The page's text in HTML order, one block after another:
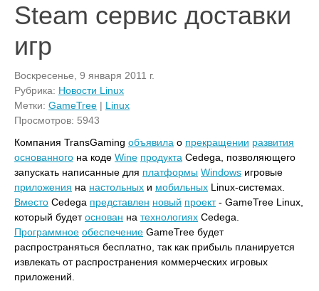
Steam сервис доставки
игр
Воскресенье, 9 января 2011 г.
Рубрика: Новости Linux
Метки: GameTree | Linux
Просмотров: 5943
Компания TransGaming объявила о прекращении развития
основанного на коде Wine продукта Cedega, позволяющего
запускать написанные для платформы Windows игровые
приложения на настольных и мобильных Linux-системах.
Вместо Cedega представлен новый проект- GameTree Linux,
который будетоснован на технологиях Cedega.
Программное обеспечение GameTree будет
распространяться бесплатно, так как прибыль планируется
извлекать от распространения коммерческих игровых
приложений.